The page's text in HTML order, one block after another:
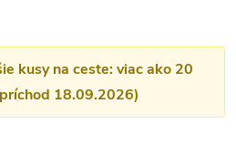
kusy na ceste: viac ako 20
18.09.2026)